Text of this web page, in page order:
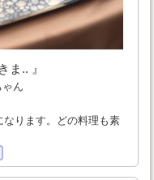
ま.. 』
ん
ります。どの料理も素